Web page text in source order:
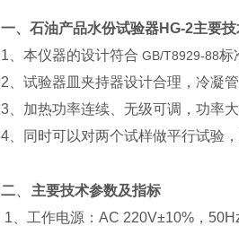
一、 石油产品水份试验器HG-2主要
1、本仪器的设计符合 GB/T8929-88标
2、试验器皿夹持器设计合理，冷凝
3、加热功率连续、无级可调，功率
4、同时可以对两个试样做平行试验，
二、
主要技术参数及指标
1、工作电源：AC 220V±10%，50Hz